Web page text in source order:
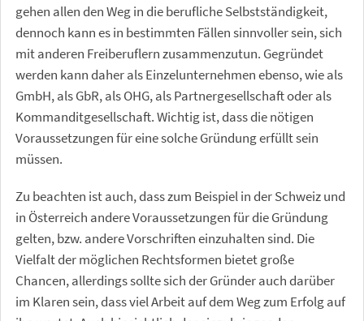
gehen allen den Weg in die berufliche Selbstständigkeit,
dennoch kann es in bestimmten Fällen sinnvoller sein, sich
mit anderen Freiberuflern zusammenzutun. Gegründet
werden kann daher als Einzelunternehmen ebenso, wie als
GmbH, als GbR, als OHG, als Partnergesellschaft oder als
Kommanditgesellschaft. Wichtig ist, dass die nötigen
Voraussetzungen für eine solche Gründung erfüllt sein
müssen.
Zu beachten ist auch, dass zum Beispiel in der Schweiz und
in Österreich andere Voraussetzungen für die Gründung
gelten, bzw. andere Vorschriften einzuhalten sind. Die
Vielfalt der möglichen Rechtsformen bietet große
Chancen, allerdings sollte sich der Gründer auch darüber
im Klaren sein, dass viel Arbeit auf dem Weg zum Erfolg auf